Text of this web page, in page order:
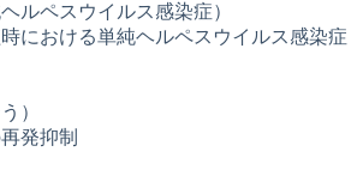
ルペスウイルス感染症）
における単純ヘルペスウイルス感染症
）
発抑制